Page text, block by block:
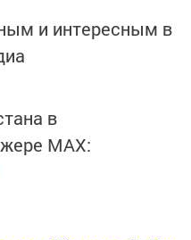
и интересным в
в
MАХ: